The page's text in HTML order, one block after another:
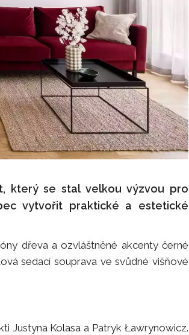
který se stal velkou výzvou pro
vytvořit praktické a estetické
dřeva a ozvláštněné akcenty černé
sedací souprava ve svůdné višňové
Justyna Kolasa a Patryk Ławrynowicz.